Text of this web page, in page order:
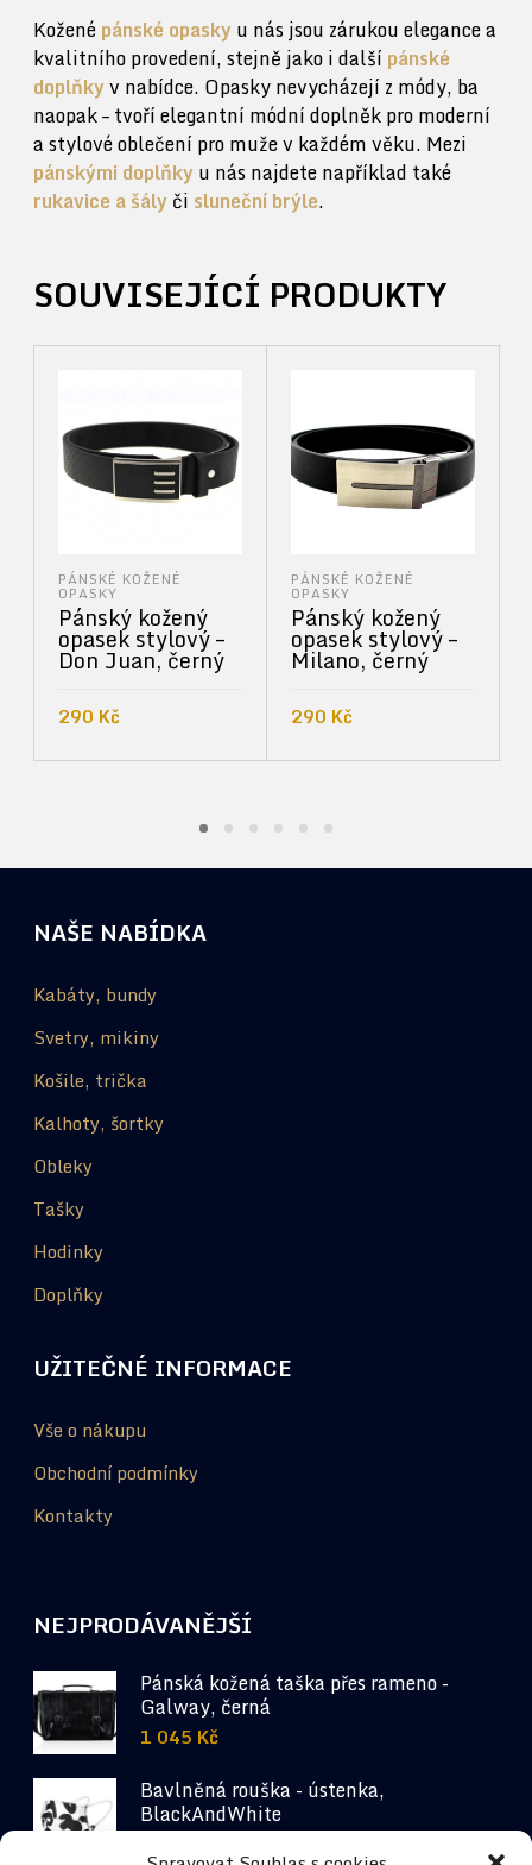
Koženépánské opaskyu nás jsou zárukou elegance a
kvalitního provedení, stejně jako i další pánské
doplňkyv nabídce. Opasky nevycházejí z módy, ba
naopak – tvoří elegantní módní doplněk pro moderní
a stylové oblečení pro muže v každém věku. Mezi
pánskými doplňkyu nás najdete například také
rukavice a šályči sluneční brýle.
SOUVISEJÍCÍ PRODUKTY
PÁNSKÉ KOŽENÉ
OPASKY
Pánský kožený
opasek stylový –
Don Juan, černý
290 Kč
PŘIDAT DO KOŠÍKU
PÁNSKÉ KOŽENÉ
OPASKY
Pánský kožený
opasek stylový –
Milano, černý
290 Kč
PŘIDAT DO KOŠÍKU
NAŠE NABÍDKA
Kabáty, bundy
Svetry, mikiny
Košile, trička
Kalhoty, šortky
Obleky
Tašky
Hodinky
Doplňky
UŽITEČNÉ INFORMACE
Vše o nákupu
Obchodní podmínky
Kontakty
NEJPRODÁVANĚJŠÍ
Pánská kožená taška přes rameno -
Galway, černá
1 045 Kč
Bavlněná rouška - ústenka,
BlackAndWhite